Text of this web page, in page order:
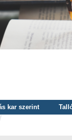
kar szerint
szerint